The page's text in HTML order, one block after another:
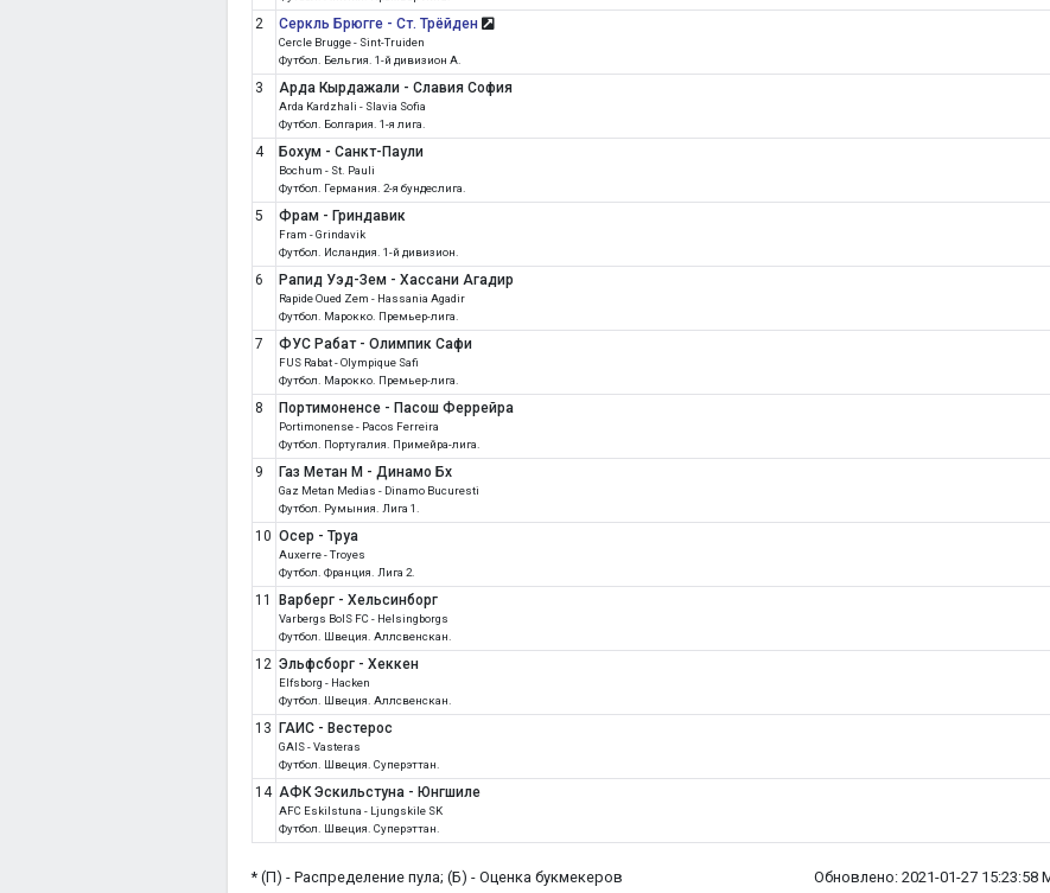
2 Серкль Брюгге - Ст. Трёйден
Cercle Brugge - Sint-Truiden
Футбол. Бельгия. 1-й дивизион А.
3 Арда Кырдажали - Славия София
Arda Kardzhali - Slavia Sofia
Футбол. Болгария. 1-я лига.
4 Бохум - Санкт-Паули
Bochum - St. Pauli
Футбол. Германия. 2-я бундеслига.
5 Фрам - Гриндавик
Fram - Grindavik
Футбол. Исландия. 1-й дивизион.
6 Рапид Уэд-Зем - Хассани Агадир
Rapide Oued Zem - Hassania Agadir
Футбол. Марокко. Премьер-лига.
7 ФУС Рабат - Олимпик Сафи
FUS Rabat - Olympique Safi
Футбол. Марокко. Премьер-лига.
8 Портимоненсе - Пасош Феррейра
Portimonense - Pacos Ferreira
Футбол. Португалия. Примейра-лига.
9 Газ Метан М - Динамо Бх
Gaz Metan Medias - Dinamo Bucuresti
Футбол. Румыния. Лига 1.
10 Осер - Труа
Auxerre - Troyes
Футбол. Франция. Лига 2.
11 Варберг - Хельсинборг
Varbergs BoIS FC - Helsingborgs
Футбол. Швеция. Аллсвенскан.
12 Эльфсборг - Хеккен
Elfsborg - Hacken
Футбол. Швеция. Аллсвенскан.
13 ГАИС - Вестерос
GAIS - Vasteras
Футбол. Швеция. Суперэттан.
14 АФК Эскильстуна - Юнгшиле
AFC Eskilstuna - Ljungskile SK
Футбол. Швеция. Суперэттан.
* (П) - Распределение пула; (Б) - Оценка букмекеров Обновлено: 2021-01-27 15:23:58